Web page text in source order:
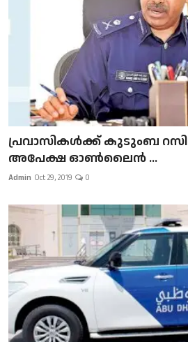
പ്രവാസികള്‍ക്ക് കുടുംബ
അപേക്ഷ ഓൺലൈൻ ...
Admin Oct 29, 2019 0